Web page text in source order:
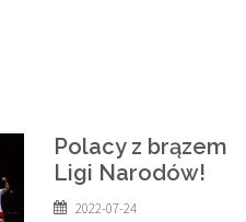
Polacy z brązem
Ligi Narodów!
2022-07-24